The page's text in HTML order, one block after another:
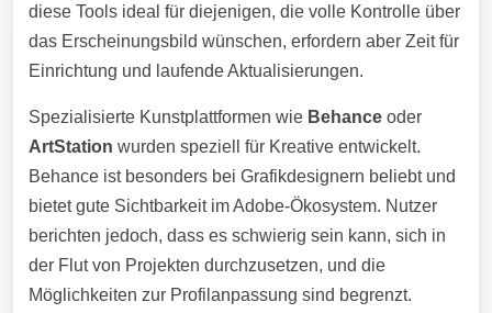
diese Tools ideal für diejenigen, die volle Kontrolle über
das Erscheinungsbild wünschen, erfordern aber Zeit für
Einrichtung und laufende Aktualisierungen.
Spezialisierte Kunstplattformen wie Behance oder
ArtStation wurden speziell für Kreative entwickelt.
Behance ist besonders bei Grafikdesignern beliebt und
bietet gute Sichtbarkeit im Adobe-Ökosystem. Nutzer
berichten jedoch, dass es schwierig sein kann, sich in
der Flut von Projekten durchzusetzen, und die
Möglichkeiten zur Profilanpassung sind begrenzt.